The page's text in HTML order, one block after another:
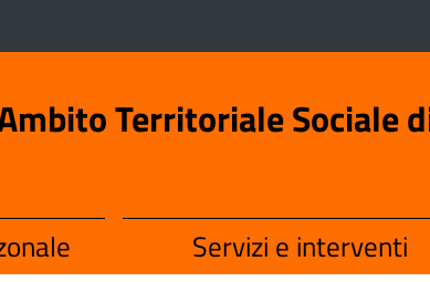
Territoriale Sociale
Servizi e interventi